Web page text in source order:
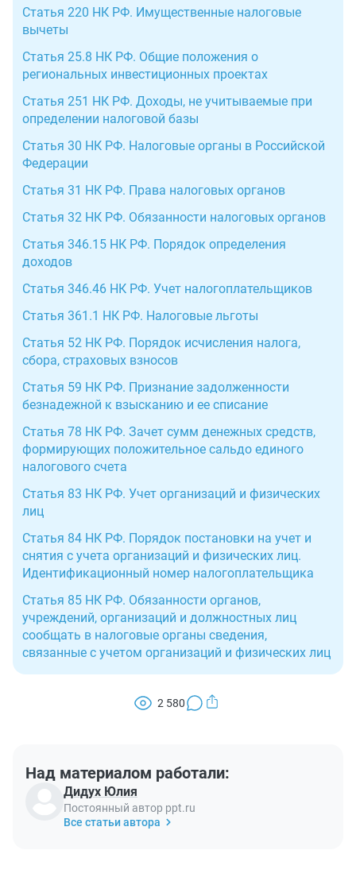
Статья 220 НК РФ. Имущественные налоговые
вычеты
Статья 25.8 НК РФ. Общие положения о
региональных инвестиционных проектах
Статья 251 НК РФ. Доходы, не учитываемые при
определении налоговой базы
Статья 30 НК РФ. Налоговые органы в Российской
Федерации
Статья 31 НК РФ. Права налоговых органов
Статья 32 НК РФ. Обязанности налоговых органов
Статья 346.15 НК РФ. Порядок определения
доходов
Статья 346.46 НК РФ. Учет налогоплательщиков
Статья 361.1 НК РФ. Налоговые льготы
Статья 52 НК РФ. Порядок исчисления налога,
сбора, страховых взносов
Статья 59 НК РФ. Признание задолженности
безнадежной к взысканию и ее списание
Статья 78 НК РФ. Зачет сумм денежных средств,
формирующих положительное сальдо единого
налогового счета
Статья 83 НК РФ. Учет организаций и физических
лиц
Статья 84 НК РФ. Порядок постановки на учет и
снятия с учета организаций и физических лиц.
Идентификационный номер налогоплательщика
Статья 85 НК РФ. Обязанности органов,
учреждений, организаций и должностных лиц
сообщать в налоговые органы сведения,
связанные с учетом организаций и физических лиц
2 580
Над материалом работали:
Дидух Юлия
Постоянный автор ppt.ru
Все статьи автора